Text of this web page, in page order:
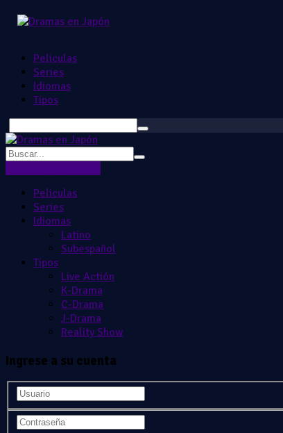
Peliculas
Series
Idiomas
Tipos
Peliculas
Series
Idiomas
Latino
Subespañol
Tipos
Live Actión
K-Drama
C-Drama
J-Drama
Reality Show
Ingrese a su cuenta